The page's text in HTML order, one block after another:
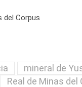
del Corpus
mineral de
Real de Minas del